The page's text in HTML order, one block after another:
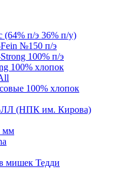
(64% п/э 36% п/у)
№150 п/э
100% п/э
100% хлопок
100% хлопок
(НПК им. Кирова)
мм
мишек Тедди